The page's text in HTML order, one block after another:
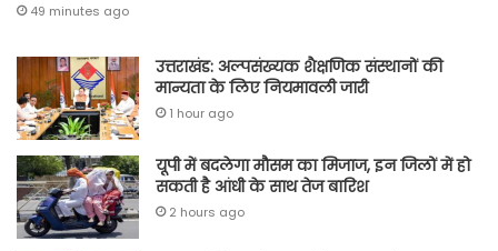
49 minutes ago
उत्तराखंड: अल्पसंख्यक शैक्षणिक संस्थानों की
मान्यता के लिए नियमावली जारी
1 hour ago
यूपी में बदलेगा मौसम का मिजाज, इन जिलों में हो
सकती है आंधी के साथ तेज बारिश
2 hours ago